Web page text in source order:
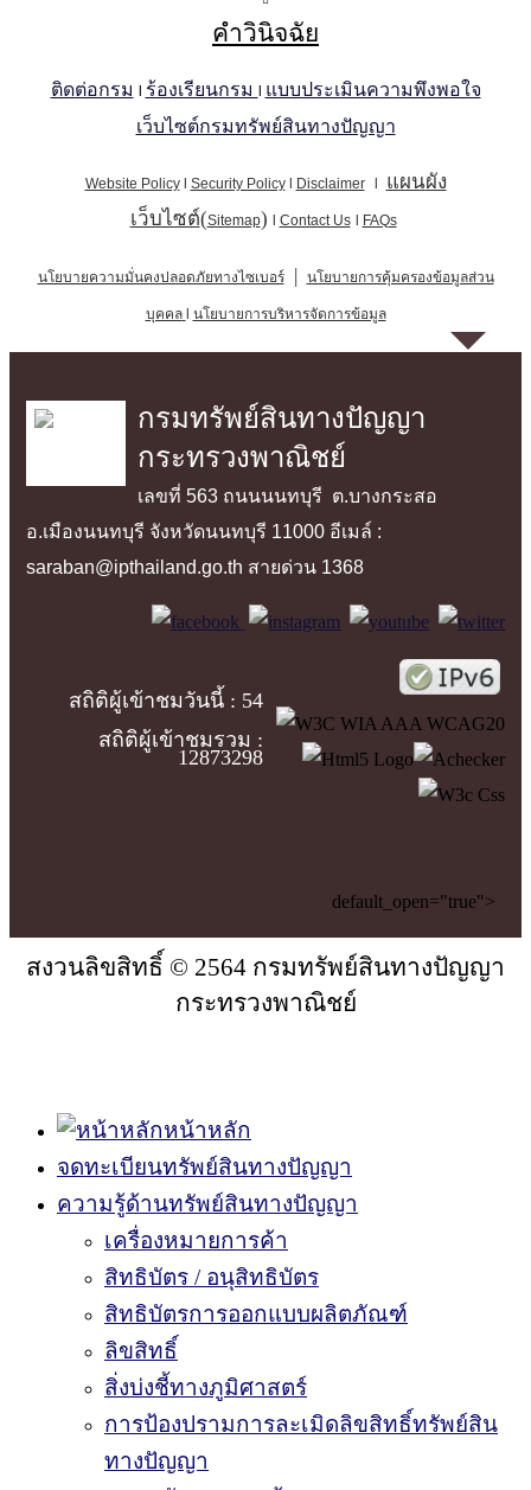
คำวินิจฉัย
ติดต่อกรม ร้องเรียนกรม
แบบประเมินความพึงพอใจ
เว็บไซต์กรมทรัพย์สินทางปัญญา
Website Policyl Security Policyl Disclaimer แผนผัง
เว็บไซต์(Sitemap) Contact Us FAQs
นโยบายความมั่นคงปลอดภัยทางไซเบอร์ นโยบายการคุ้มครองข้อมูลส่วน
บุคคล นโยบายการบริหารจัดการข้อมูล
กรมทรัพย์สินทางปัญญา
กระทรวงพาณิชย์
เลขที่ 563 ถนนนนทบุรี ต.บางกระสอ
อ.เมืองนนทบุรี จังหวัดนนทบุรี 11000 อีเมล์ :
saraban@ipthailand.go.th สายด่วน 1368
สถิติผู้เข้าชมวันนี้ : 54
สถิติผู้เข้าชมรวม :
12873298
default_open="true">
สงวนลิขสิทธิ์ © 2564 กรมทรัพย์สินทางปัญญา
กระทรวงพาณิชย์
หน้าหลัก
จดทะเบียนทรัพย์สินทางปัญญา
ความรู้ด้านทรัพย์สินทางปัญญา
เครื่องหมายการค้า
สิทธิบัตร / อนุสิทธิบัตร
สิทธิบัตรการออกแบบผลิตภัณฑ์
ลิขสิทธิ์
สิ่งบ่งชี้ทางภูมิศาสตร์
การป้องปรามการละเมิดลิขสิทธิ์ทรัพย์สิน
ทางปัญญา